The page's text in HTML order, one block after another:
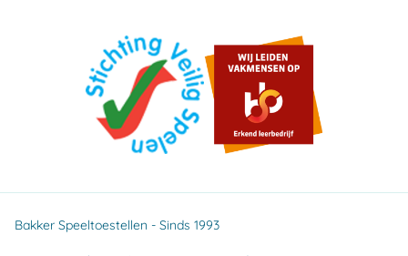
Bakker Speeltoestellen - Sinds 1993